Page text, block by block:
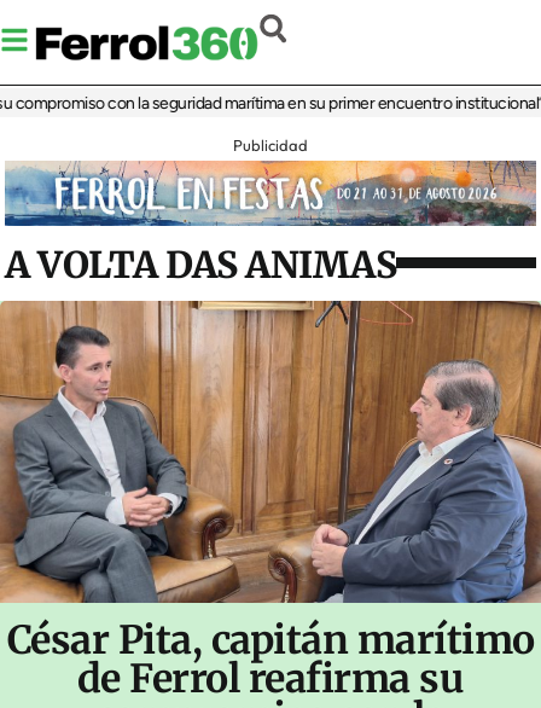
con la seguridad marítima en su primer encuentro institucional‘La
Publicidad
A VOLTA DAS ANIMAS
César Pita, capitán marítimo
de Ferrol reafirma su